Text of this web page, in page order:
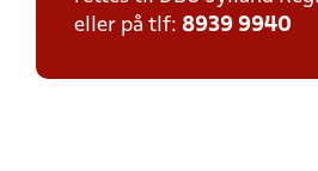
eller på tlf: 8939 9940